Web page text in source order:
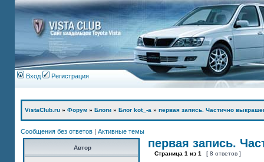
Вход Регистрация
VistaClub.ru » Форум » Блоги » Блог kot_-а » первая запись. Частично
Сообщения без ответов | Активные темы
Автор первая запись.
Страница 1 из 1 [ 8 ответов ]